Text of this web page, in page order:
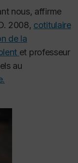
nous, affirme
2008, cotitulaire
de la
et professeur
au